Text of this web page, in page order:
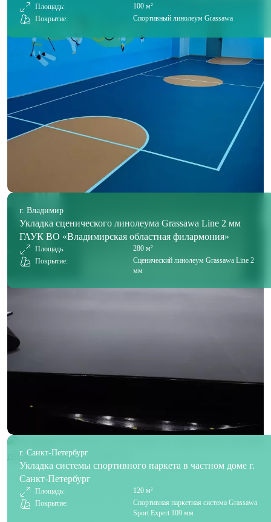
Площадь:
100 м²
Покрытие:
Спортивный линолеум Grassawa
г. Владимир
Укладка сценического линолеума Grassawa Line 2 мм
ГАУК ВО «Владимирская областная филармония»
Площадь:
280 м²
Покрытие:
Сценический линолеум Grassawa Line 2
мм
г. Санкт-Петербург
Укладка системы спортивного паркета в частном доме г.
Санкт-Петербург
Площадь:
120 м²
Покрытие:
Спортивная паркетная система Grassawa
Sport Expert 109 мм